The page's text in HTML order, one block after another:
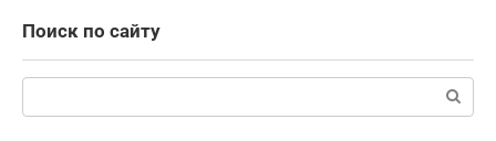
Поиск по сайту
Поиск: